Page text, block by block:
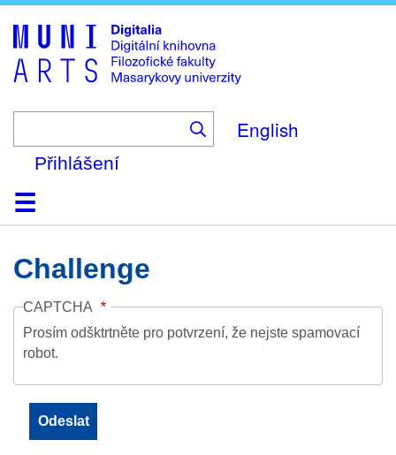
to
main
content
English
Přihlášení
DomůKolekce
Prohlížení
Vyhledávání
O platformě
Nápověda
KontaktDigitalia
Challenge
CAPTCHA
Prosím odšktrtněte pro potvrzení, že nejste spamovací
robot.